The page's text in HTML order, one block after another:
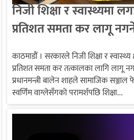
निजी शिक्षा र स्वास्थ्यमा
प्रतिशत समता कर लागू
निर्णय
काठमाडौं । सरकारले निजी शिक्षा र
प्रतिशत समता कर तत्कालका लागि लागू
प्रधानमन्त्री बालेन शाहले सामाजिक सञ्जाल
स्वर्णिम वाग्लेसँगको परामर्शपछि शिक्षा...